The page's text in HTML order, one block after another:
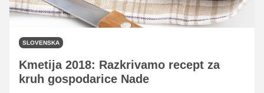
SLOVENSKA
Kmetija 2018: Razkrivamo recept za
kruh gospodarice Nade